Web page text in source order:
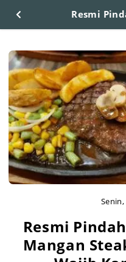
Senin,
Resmi
Mangan